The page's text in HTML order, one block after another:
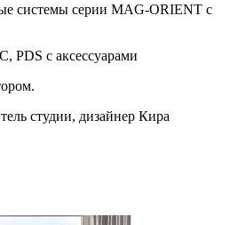
системы серии MAG-ORIENT с
PDS с аксессуарами
студии, дизайнер Кира